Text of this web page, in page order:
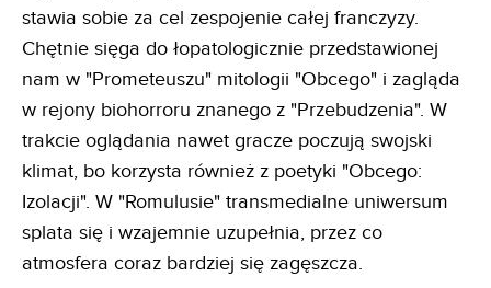
stawia sobie za cel zespojenie całej franczyzy.
Chętnie sięga do łopatologicznie przedstawionej
nam w "Prometeuszu" mitologii "Obcego" i zagląda
w rejony biohorroru znanego z "Przebudzenia". W
trakcie oglądania nawet gracze poczują swojski
klimat, bo korzysta również z poetyki "Obcego:
Izolacji". W "Romulusie" transmedialne uniwersum
splata się i wzajemnie uzupełnia, przez co
atmosfera coraz bardziej się zagęszcza.